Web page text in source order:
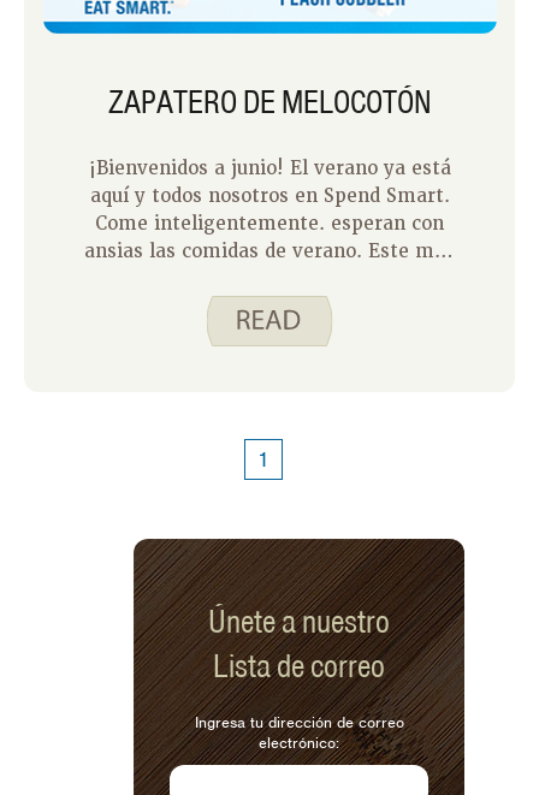
refrescante regalo de verano!
ZAPATERO DE MELOCOTÓN
¡Bienvenidos a junio! El verano ya está
aquí y todos nosotros en Spend Smart.
Come inteligentemente. esperan con
ansias las comidas de verano. Este mes
postres de verano. El primero de hoy
es Peach Cobbler.
1
Únete a nuestro
Lista de correo
Ingresa tu dirección de correo
electrónico: